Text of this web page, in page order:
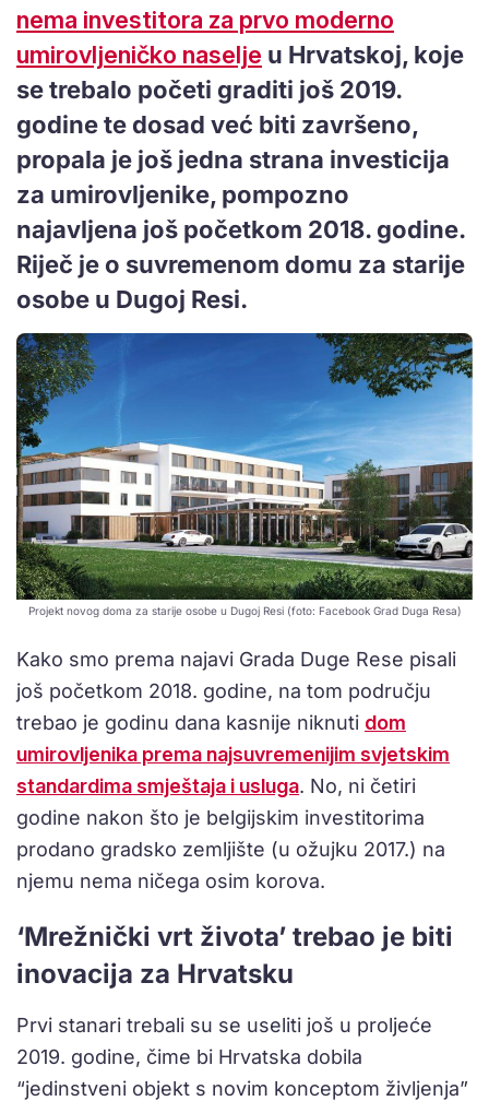
nema investitora za prvo moderno
umirovljeničko naselje u Hrvatskoj, koje
se trebalo početi graditi još 2019.
godine te dosad već biti završeno,
propala je još jedna strana investicija
za umirovljenike, pompozno
najavljena još početkom 2018. godine.
Riječ je o suvremenom domu za starije
osobe u Dugoj Resi.
Projekt novog doma za starije osobe u Dugoj Resi (foto: Facebook Grad Duga Resa)
Kako smo prema najavi Grada Duge Rese pisali
još početkom 2018. godine, na tom području
trebao je godinu dana kasnije niknuti dom
umirovljenika prema najsuvremenijim svjetskim
standardima smještaja i usluga. No, ni četiri
godine nakon što je belgijskim investitorima
prodano gradsko zemljište (u ožujku 2017.) na
njemu nema ničega osim korova.
‘Mrežnički vrt života’ trebao je biti
inovacija za Hrvatsku
Prvi stanari trebali su se useliti još u proljeće
2019. godine, čime bi Hrvatska dobila
“jedinstveni objekt s novim konceptom življenja”